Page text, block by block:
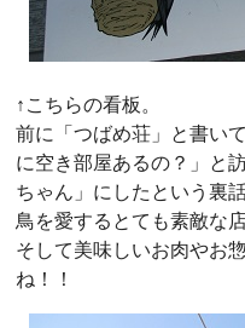
↑こちらの看板。
前に「つばめ荘」と書い
に空き部屋あるの？」と
ちゃん」にしたという裏
鳥を愛するとても素敵な
そして美味しいお肉やお
ね！！